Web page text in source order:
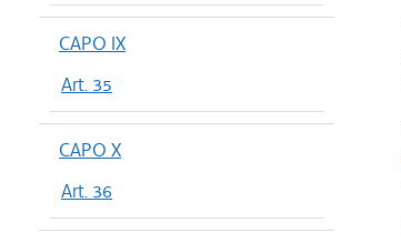
CAPO IX
Art. 35
CAPO X
Art. 36